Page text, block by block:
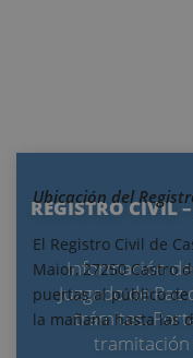
REGISTRO CIVIL
Información
Juzgado de
trámites.
tramitación
Ubicación del
El Registro Civil de
Maior, 27250 Castro
puertas al público de
la mañana hasta las